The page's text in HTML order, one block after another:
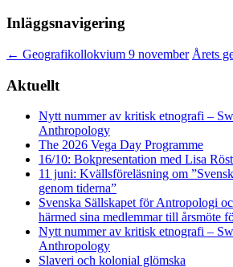
Inläggsnavigering
← Geografikollokvium 9 november Årets
Aktuellt
Nytt nummer av kritisk etnografi –
Anthropology
The 2026 Vega Day Programme
16/10: Bokpresentation med Lisa
11 juni: Kvällsföreläsning om
genom tiderna”
Svenska Sällskapet för Antropologi
härmed sina medlemmar till årsmöte
Nytt nummer av kritisk etnografi –
Anthropology
Slaveri och kolonial glömska